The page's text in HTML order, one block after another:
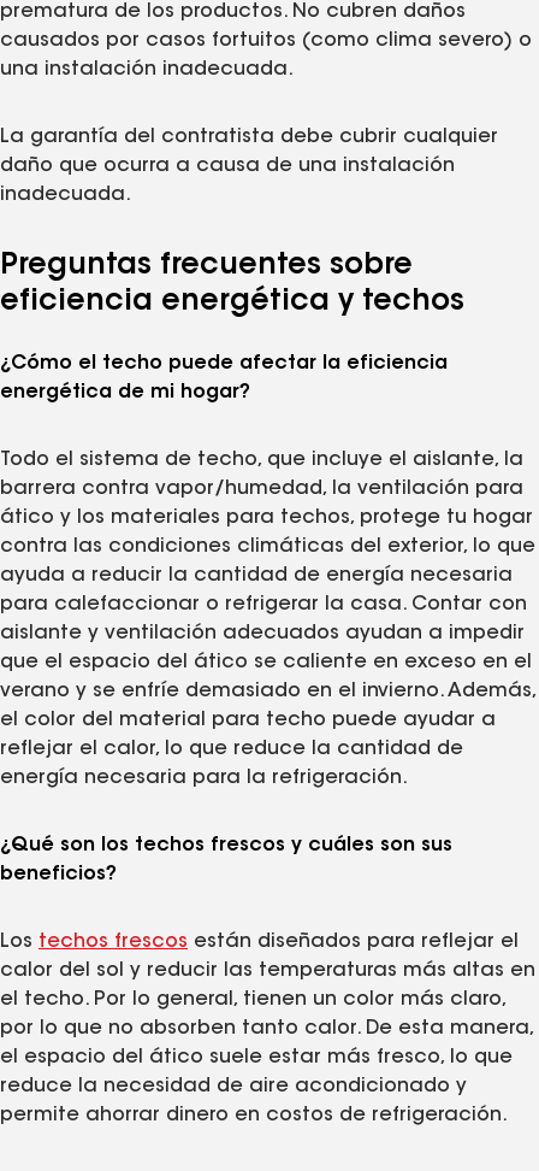
prematura de los productos. No cubren daños
causados por casos fortuitos (como clima severo) o
una instalación inadecuada.
La garantía del contratista debe cubrir cualquier
daño que ocurra a causa de una instalación
inadecuada.
Preguntas frecuentes sobre
eficiencia energética y techos
¿Cómo el techo puede afectar la eficiencia
energética de mi hogar?
Todo el sistema de techo, que incluye el aislante, la
barrera contra vapor/humedad, la ventilación para
ático y los materiales para techos, protege tu hogar
contra las condiciones climáticas del exterior, lo que
ayuda a reducir la cantidad de energía necesaria
para calefaccionar o refrigerar la casa. Contar con
aislante y ventilación adecuados ayudan a impedir
que el espacio del ático se caliente en exceso en el
verano y se enfríe demasiado en el invierno. Además,
el color del material para techo puede ayudar a
reflejar el calor, lo que reduce la cantidad de
energía necesaria para la refrigeración.
¿Qué son los techos frescos y cuáles son sus
beneficios?
Los techos frescos están diseñados para reflejar el
calor del sol y reducir las temperaturas más altas en
el techo. Por lo general, tienen un color más claro,
por lo que no absorben tanto calor. De esta manera,
el espacio del ático suele estar más fresco, lo que
reduce la necesidad de aire acondicionado y
permite ahorrar dinero en costos de refrigeración.